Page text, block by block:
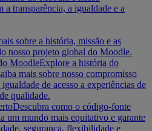
a transparência, a igualdade e a
sobre a história, missão e as
nosso projeto global do Moodle.
MoodleExplore a história do
mais sobre nosso compromisso
de acesso a experiências de
qualidade.
Descubra como o código-fonte
um mundo mais equitativo e garante
segurança, flexibilidade e